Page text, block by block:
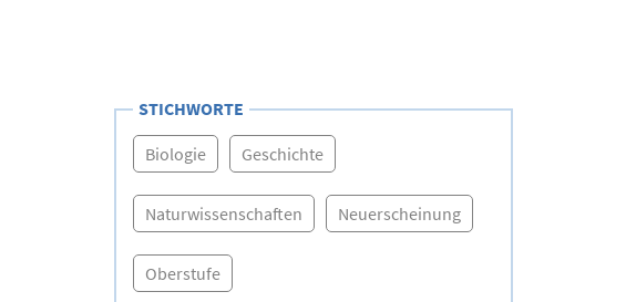
STICHWORTE
Biologie Geschichte
Naturwissenschaften Neuerscheinung
Oberstufe